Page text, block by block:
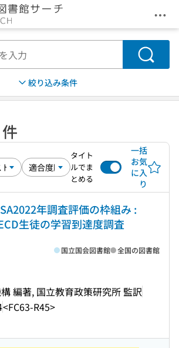
メ
検索
絞り込み条件
タイト
ルでま
とめる
一括
お気
に入
り
年調査評価の枠組み :
生徒の学習到達度調査
編著, 国立教育政策研究所 監訳
<FC63-R45>
国立国会図書館 全国の図書館